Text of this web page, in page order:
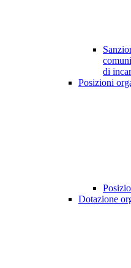
di
Posizioni
Dotazione